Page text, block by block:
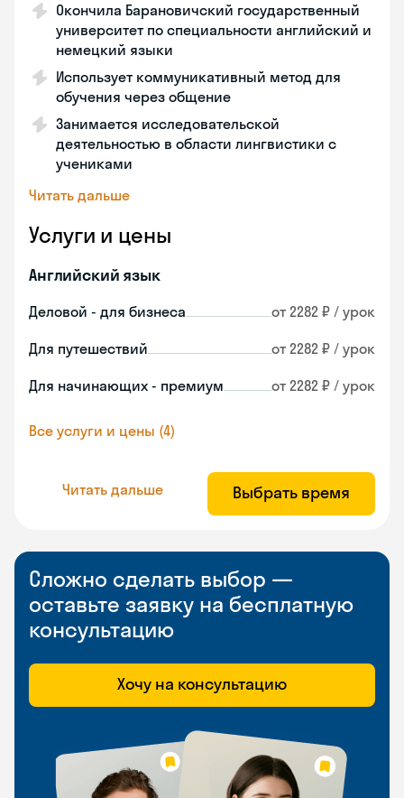
Окончила Барановичский государственный
университет по специальности английский и
немецкий языки
Использует коммуникативный метод для
обучения через общение
Занимается исследовательской
деятельностью в области лингвистики с
учениками
Читать дальше
Услуги и цены
Английский язык
Деловой - для бизнеса от 2282 ₽ / урок
Для путешествий от 2282 ₽ / урок
Для начинающих - премиум от 2282 ₽ / урок
Все услуги и цены (4)
Читать дальше Выбрать время
Сложно сделать выбор —
оставьте заявку на бесплатную
консультацию
Хочу на консультацию